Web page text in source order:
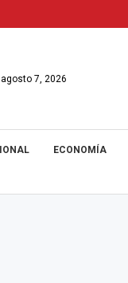
7, 2026
ECONOMÍA